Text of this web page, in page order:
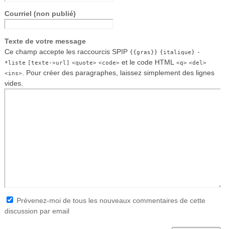
Courriel (non publié)
Texte de votre message
Ce champ accepte les raccourcis SPIP {{gras}} {italique} -
*liste [texte->url] <quote> <code>et le code HTML <q> <del>
<ins>. Pour créer des paragraphes, laissez simplement des lignes
vides.
Prévenez-moi de tous les nouveaux commentaires de cette
discussion par email